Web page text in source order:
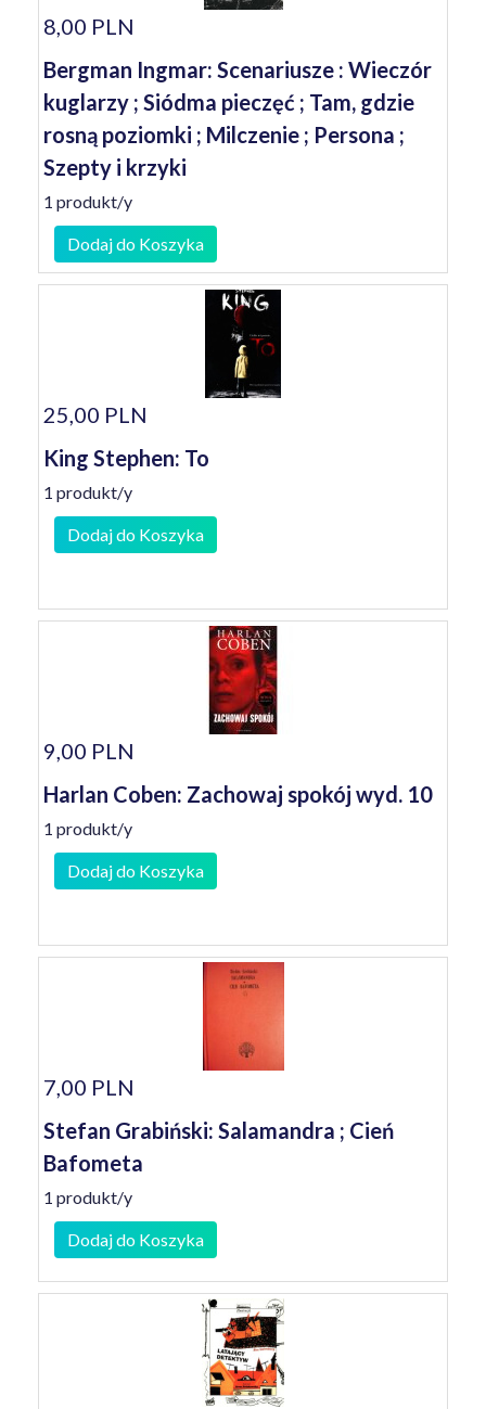
8,00 PLN
Bergman Ingmar: Scenariusze : Wieczór
kuglarzy ; Siódma pieczęć ; Tam, gdzie
rosną poziomki ; Milczenie ; Persona ;
Szepty i krzyki
1 produkt/y
Dodaj do Koszyka
25,00 PLN
King Stephen: To
1 produkt/y
Dodaj do Koszyka
9,00 PLN
Harlan Coben: Zachowaj spokój wyd. 10
1 produkt/y
Dodaj do Koszyka
7,00 PLN
Stefan Grabiński: Salamandra ; Cień
Bafometa
1 produkt/y
Dodaj do Koszyka